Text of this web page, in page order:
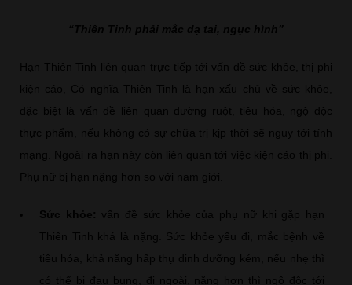
“Thiên Tinh phải mắc dạ tai, ngục hình”
Hạn Thiên Tinh liên quan trực tiếp tới vấn đề sức khỏe, thị phi
kiện cáo, Có nghĩa Thiên Tinh là hạn xấu chủ về sức khỏe,
đặc biệt là vấn đề liên quan đường ruột, tiêu hóa, ngộ độc
thực phẩm, nếu không có sự chữa trị kịp thời sẽ nguy tới tính
mạng. Ngoài ra hạn này còn liên quan tới việc kiện cáo thị phi.
Phụ nữ bị hạn nặng hơn so với nam giới.
Sức khỏe: vấn đề sức khỏe của phụ nữ khi gặp hạn
Thiên Tinh khá là nặng. Sức khỏe yếu đi, mắc bệnh về
tiêu hóa, khả năng hấp thụ dinh dưỡng kém, nếu nhẹ thì
có thể bị đau bụng, đi ngoài, nặng hơn thì ngộ độc tới